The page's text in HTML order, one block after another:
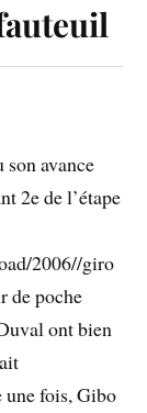
avance
2e de l’étape
2006//giro
de poche
ont bien
une fois, Gibo